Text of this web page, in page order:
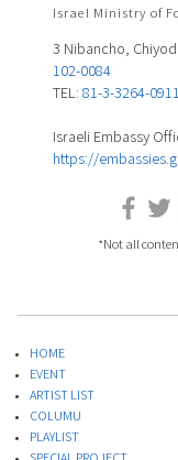
Israel Ministry of
3 Nibancho,
102-0084
TEL: 81-3-3264-0911
Israeli Embassy
https://
HOME
EVENT
ARTIST LIST
COLUMU
PLAYLIST
SPECIAL PROJECT
*Not all